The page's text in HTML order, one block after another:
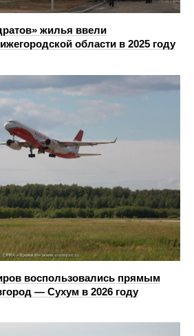
жилья ввели
области в 2025 году
воспользовались прямым
— Сухум в 2026 году